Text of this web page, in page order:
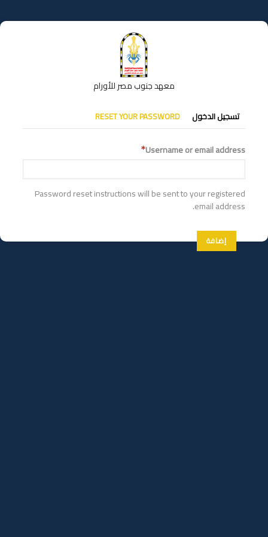
إلى
المحتوى
معهد جنوب مصر للأورام
التبويبات
الأساسية
تسجيل الدخول RESET YOUR PASSWORD
Username or email address
Password reset instructions will be sent to your registered
email address.